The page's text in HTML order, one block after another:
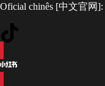
Oficial chinês [中文官网]: